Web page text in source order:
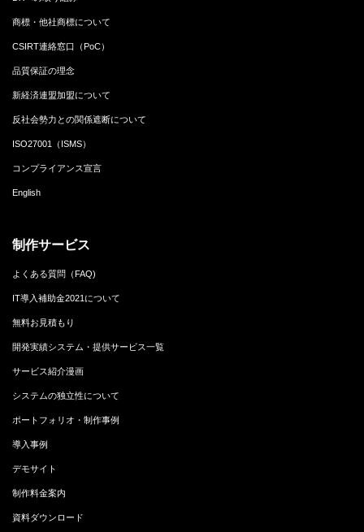
商標・他社商標について
CSIRT連絡窓口（PoC）
品質保証の理念
新経済連盟加盟について
反社会勢力との関係遮断について
ISO27001（ISMS）
コンプライアンス宣言
English
制作サービス
よくある質問（FAQ)
IT導入補助金2021について
無料お見積もり
開発実績システム・提供サービス一覧
サービス紹介漫画
システムの独立性について
ポートフォリオ・制作事例
導入事例
デモサイト
制作料金案内
資料ダウンロード